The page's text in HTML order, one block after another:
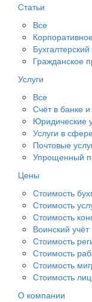
Статьи
Все
Гражданское
Услуги
Все
Счёт в банке
Юридические
Услуги в
Почтовые
Упрощенный
Цены
Стоимость
Стоимость
Стоимость
Воинский учёт
Стоимость
Стоимость
Стоимость
Стоимость
О компании